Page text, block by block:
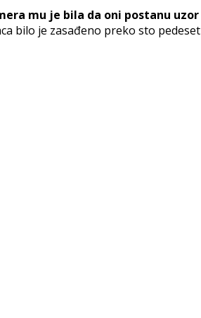
mu je bila da oni postanu uzor
bilo je zasađeno preko sto pedeset